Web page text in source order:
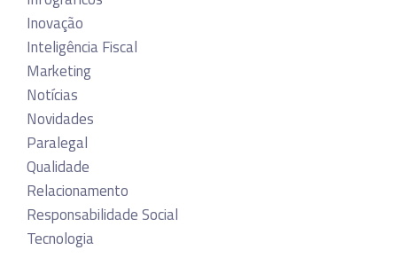
Inovação
Inteligência Fiscal
Marketing
Notícias
Novidades
Paralegal
Qualidade
Relacionamento
Responsabilidade Social
Tecnologia